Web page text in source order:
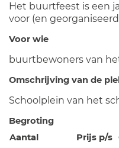
Het buurtfeest is een
voor (en
Voor wie
buurtbewoners van
Omschrijving van de
Schoolplein van het
Begroting
Aantal
Prijs p/s